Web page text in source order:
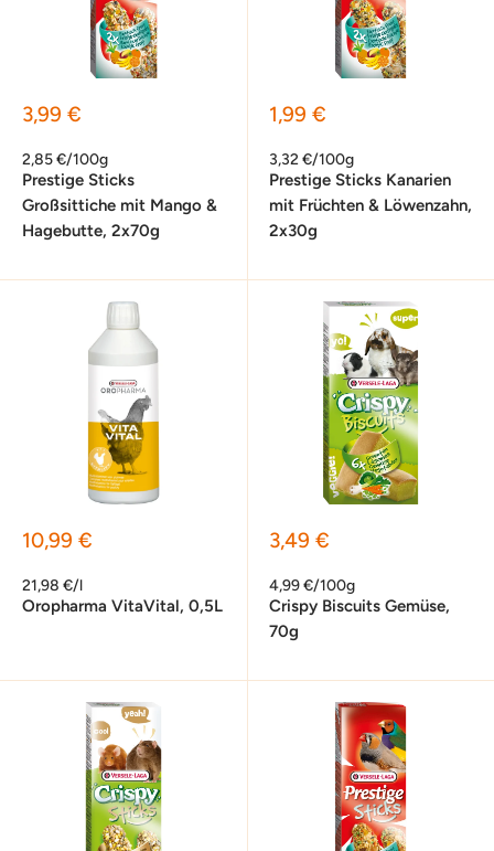
Sonderpreis
3,99 €
2,85 €/100g
Prestige Sticks
Großsittiche mit Mango &
Hagebutte, 2x70g
Sonderpreis
1,99 €
3,32 €/100g
Prestige Sticks Kanarien
mit Früchten & Löwenzahn,
2x30g
Sonderpreis
10,99 €
21,98 €/l
Oropharma VitaVital, 0,5L
Sonderpreis
3,49 €
4,99 €/100g
Crispy Biscuits Gemüse,
70g